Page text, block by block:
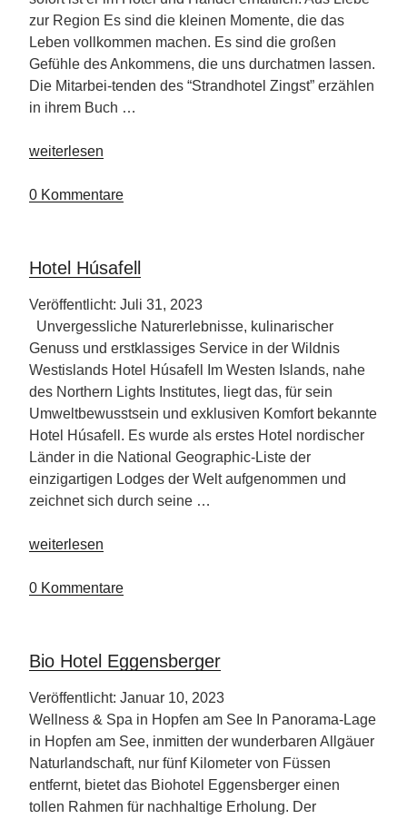
zur Region Es sind die kleinen Momente, die das
Leben vollkommen machen. Es sind die großen
Gefühle des Ankommens, die uns durchatmen lassen.
Die Mitarbei-tenden des “Strandhotel Zingst” erzählen
in ihrem Buch …
„Hotelmitarbeiter
Reiseführer“
weiterlesen
0 Kommentare
Hotel Húsafell
Veröffentlicht: Juli 31, 2023
Unvergessliche Naturerlebnisse, kulinarischer
Genuss und erstklassiges Service in der Wildnis
Westislands Hotel Húsafell Im Westen Islands, nahe
des Northern Lights Institutes, liegt das, für sein
Umweltbewusstsein und exklusiven Komfort bekannte
Hotel Húsafell. Es wurde als erstes Hotel nordischer
Länder in die National Geographic-Liste der
einzigartigen Lodges der Welt aufgenommen und
zeichnet sich durch seine …
„Hotel
weiterlesen
0 Kommentare
Bio Hotel Eggensberger
Veröffentlicht: Januar 10, 2023
Wellness & Spa in Hopfen am See In Panorama-Lage
in Hopfen am See, inmitten der wunderbaren Allgäuer
Naturlandschaft, nur fünf Kilometer von Füssen
entfernt, bietet das Biohotel Eggensberger einen
tollen Rahmen für nachhaltige Erholung. Der